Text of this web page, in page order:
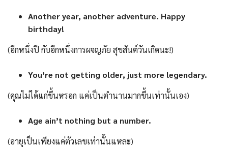
Another year, another adventure. Happy
birthday!
(อีกหนึ่งปี กับอีกหนึ่งการผจญภัย สุขสันต์วันเกิดนะ!)
You’re not getting older, just more legendary.
(คุณไม่ได้แก่ขึ้นหรอก แค่เป็นตำนานมากขึ้นเท่านั้นเอง)
Age ain’t nothing but a number.
(อายุเป็นเพียงแค่ตัวเลขเท่านั้นแหละ)